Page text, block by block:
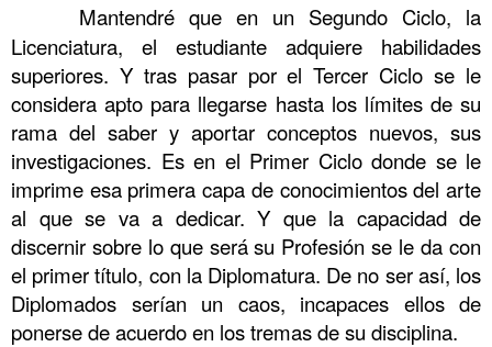
Mantendré que en un Segundo Ciclo, la
Licenciatura, el estudiante adquiere habilidades
superiores. Y tras pasar por el Tercer Ciclo se le
considera apto para llegarse hasta los límites de su
rama del saber y aportar conceptos nuevos, sus
investigaciones. Es en el Primer Ciclo donde se le
imprime esa primera capa de conocimientos del arte
al que se va a dedicar. Y que la capacidad de
discernir sobre lo que será su Profesión se le da con
el primer título, con la Diplomatura. De no ser así, los
Diplomados serían un caos, incapaces ellos de
ponerse de acuerdo en los tremas de su disciplina.